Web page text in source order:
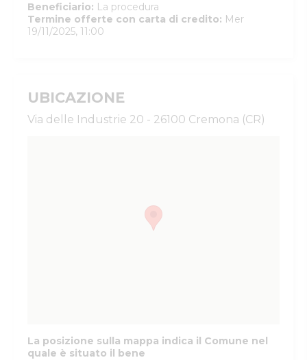
Beneficiario: La procedura
Termine offerte con carta di credito: Mer
19/11/2025, 11:00
UBICAZIONE
Via delle Industrie 20 - 26100 Cremona (CR)
La posizione sulla mappa indica il Comune nel
quale è situato il bene